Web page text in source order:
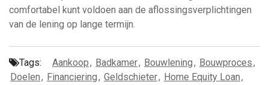
comfortabel kunt voldoen aan de aflossingsverplichtingen
van de lening op lange termijn.
Tags: Aankoop, Badkamer, Bouwlening, Bouwproces,
Doelen, Financiering, Geldschieter, Home Equity Loan,